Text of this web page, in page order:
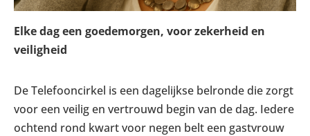
Elke dag een goedemorgen, voor zekerheid en
veiligheid
De Telefooncirkel is een dagelijkse belronde die zorgt
voor een veilig en vertrouwd begin van de dag. Iedere
ochtend rond kwart voor negen belt een gastvrouw